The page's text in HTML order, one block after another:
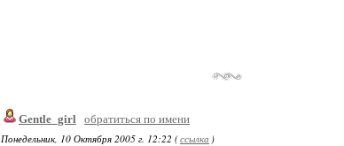
Gentle_girl обратиться по имени
Понедельник, 10 Октября 2005 г. 12:22 (ссылка )